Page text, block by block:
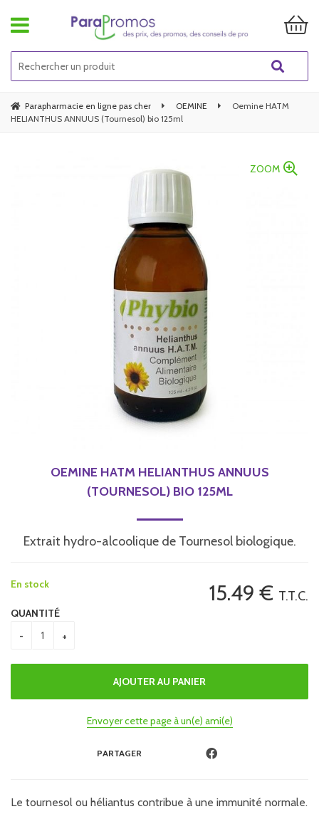
Parapharmacie en ligne pas cher OEMINE
Oemine HATM
HELIANTHUS ANNUUS (Tournesol) bio 125ml
ZOOM
OEMINE HATM HELIANTHUS ANNUUS
(TOURNESOL) BIO 125ML
Extrait hydro-alcoolique de Tournesol biologique.
15.49 € T.T.C.
En stock
QUANTITÉ
Envoyer cette page à un(e) ami(e)
PARTAGER
Le tournesol ou héliantus contribue à une immunité normale.